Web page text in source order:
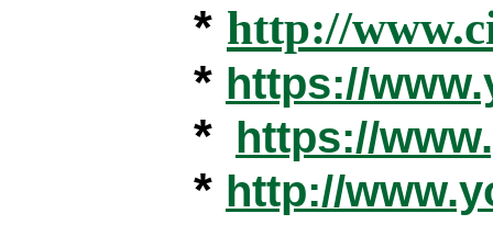
* http://
* https://
* https://
* http://